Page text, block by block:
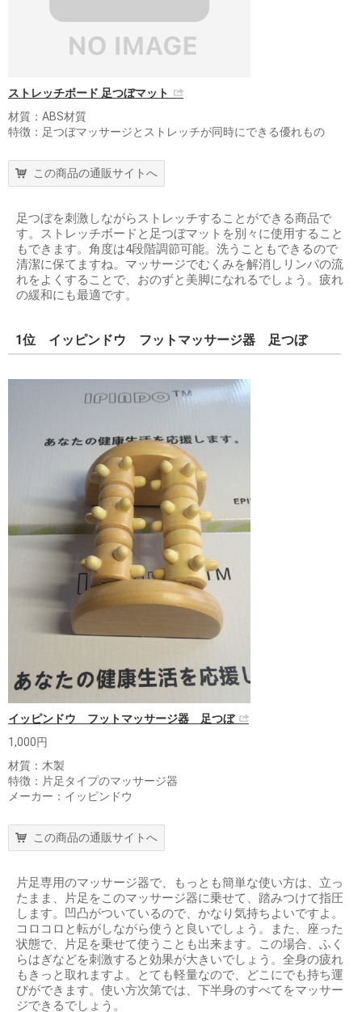
ストレッチボード 足つぼマット
材質：ABS材質
特徴：足つぼマッサージとストレッチが同時にできる優れもの
この商品の通販サイトへ
足つぼを刺激しながらストレッチすることができる商品で
す。ストレッチボードと足つぼマットを別々に使用すること
もできます。角度は4段階調節可能。洗うこともできるので
清潔に保てますね。マッサージでむくみを解消しリンパの流
れをよくすることで、おのずと美脚になれるでしょう。疲れ
の緩和にも最適です。
1位 イッピンドウ フットマッサージ器 足つぼ
イッピンドウ フットマッサージ器 足つぼ
1,000円
材質：木製
特徴：片足タイプのマッサージ器
メーカー：イッピンドウ
この商品の通販サイトへ
片足専用のマッサージ器で、もっとも簡単な使い方は、立っ
たまま、片足をこのマッサージ器に乗せて、踏みつけて指圧
します。凹凸がついているので、かなり気持ちよいですよ。
コロコロと転がしながら使うと良いでしょう。また、座った
状態で、片足を乗せて使うことも出来ます。この場合、ふく
らはぎなどを刺激すると効果が大きいでしょう。全身の疲れ
もきっと取れますよ。とても軽量なので、どこにでも持ち運
びができます。使い方次第では、下半身のすべてをマッサー
ジできるでしょう。